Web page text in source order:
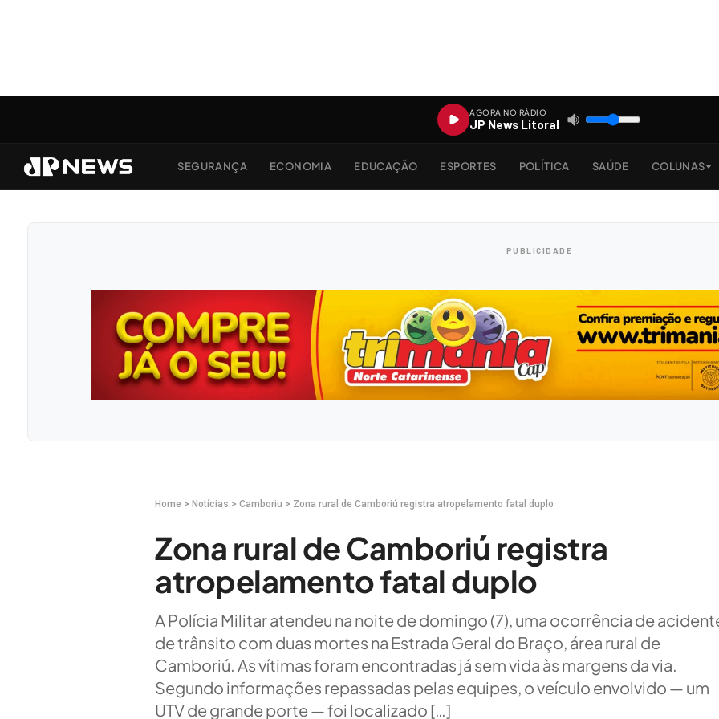
AGORA NO RÁDIO
JP News Litoral
SEGURANÇA ECONOMIA EDUCAÇÃO ESPORTES POLÍTICA SAÚDE COLUNAS
Home > Notícias >Camboriu > Zona rural de Camboriú registra atropelamento fatal duplo
Zona rural de Camboriú registra
atropelamento fatal duplo
A Polícia Militar atendeu na noite de domingo (7), uma ocorrência de
de trânsito com duas mortes na Estrada Geral do Braço, área rural de
Camboriú. As vítimas foram encontradas já sem vida às margens da via.
Segundo informações repassadas pelas equipes, o veículo envolvido — um
UTV de grande porte — foi localizado […]